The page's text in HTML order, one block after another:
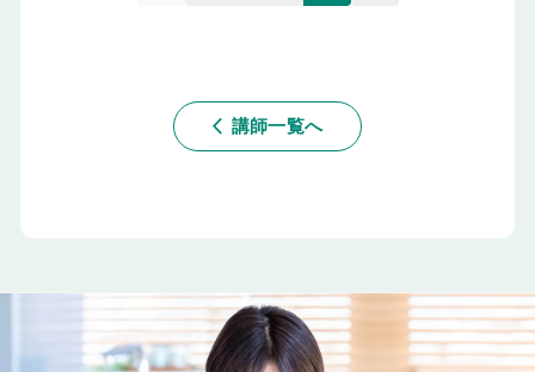
arrow_back_ios 講師一覧へ